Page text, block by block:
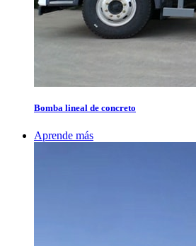
Bomba lineal de concreto
Aprende más